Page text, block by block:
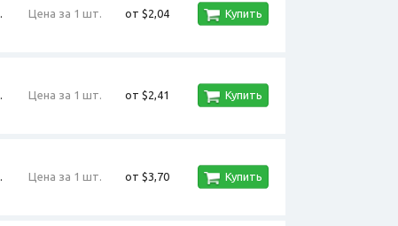
Цена за 1 шт. от $2,04 Купить
Цена за 1 шт. от $2,41 Купить
Цена за 1 шт. от $3,70 Купить